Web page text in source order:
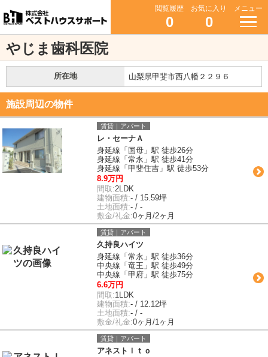
閲覧履歴
0
お気に入り
0
メニュー
やじま歯科医院
所在地 山梨県甲斐市西八幡２２９６
施設周辺の物件
賃貸｜アパート
レ・セーナＡ
身延線「国母」駅 徒歩26分
身延線「常永」駅 徒歩41分
身延線「甲斐住吉」駅 徒歩53分
8.9万円
間取:2LDK
建物面積:- / 15.59坪
土地面積:- / -
敷金/礼金:0ヶ月/2ヶ月
賃貸｜アパート
久持良ハイツ
身延線「常永」駅 徒歩36分
中央線「竜王」駅 徒歩49分
中央線「甲府」駅 徒歩75分
6.6万円
間取:1LDK
建物面積:- / 12.12坪
土地面積:- / -
敷金/礼金:0ヶ月/1ヶ月
賃貸｜アパート
アネストＩｔｏ